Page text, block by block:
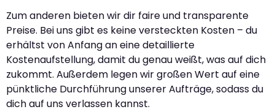
Zum anderen bieten wir dir faire und transparente
Preise. Bei uns gibt es keine versteckten Kosten – du
erhältst von Anfang an eine detaillierte
Kostenaufstellung, damit du genau weißt, was auf dich
zukommt. Außerdem legen wir großen Wert auf eine
pünktliche Durchführung unserer Aufträge, sodass du
dich auf uns verlassen kannst.